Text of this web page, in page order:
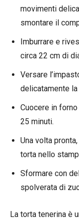
movimenti
smontare il
Imburrare e
circa 22 cm di
Versare
delicatamente
Cuocere in
25 minuti.
Una volta
torta nello
Sformare con
spolverata di
La torta tenerina è